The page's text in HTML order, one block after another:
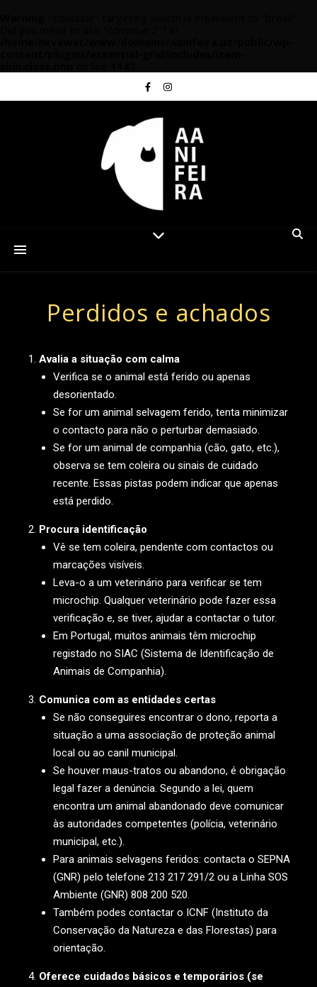
Perdidos e achados
Avalia a situação com calma
Verifica se o animal está ferido ou apenas
desorientado.
Se for um animal selvagem ferido, tenta minimizar
o contacto para não o perturbar demasiado.
Se for um animal de companhia (cão, gato, etc.),
observa se tem coleira ou sinais de cuidado
recente. Essas pistas podem indicar que apenas
está perdido.
Procura identificação
Vê se tem coleira, pendente com contactos ou
marcações visíveis.
Leva-o a um veterinário para verificar se tem
microchip. Qualquer veterinário pode fazer essa
verificação e, se tiver, ajudar a contactar o tutor.
Em Portugal, muitos animais têm microchip
registado no SIAC (Sistema de Identificação de
Animais de Companhia).
Comunica com as entidades certas
Se não conseguires encontrar o dono, reporta a
situação a uma associação de proteção animal
local ou ao canil municipal.
Se houver maus-tratos ou abandono, é obrigação
legal fazer a denúncia. Segundo a lei, quem
encontra um animal abandonado deve comunicar
às autoridades competentes (polícia, veterinário
municipal, etc.).
Para animais selvagens feridos: contacta o SEPNA
(GNR) pelo telefone 213 217 291/2 ou a Linha SOS
Ambiente (GNR) 808 200 520.
Também podes contactar o ICNF (Instituto da
Conservação da Natureza e das Florestas) para
orientação.
Oferece cuidados básicos e temporários (se